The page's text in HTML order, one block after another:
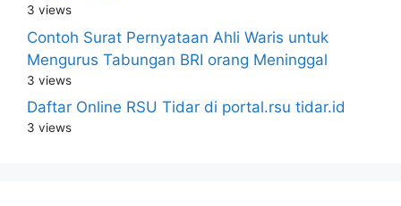
3 views
Contoh Surat Pernyataan Ahli Waris untuk
Mengurus Tabungan BRI orang Meninggal
3 views
Daftar Online RSU Tidar di portal.rsu tidar.id
3 views